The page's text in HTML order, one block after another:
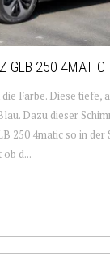
GLB 250 4MATIC
Farbe. Diese tiefe,
Dazu dieser
250 4matic so in der
d...